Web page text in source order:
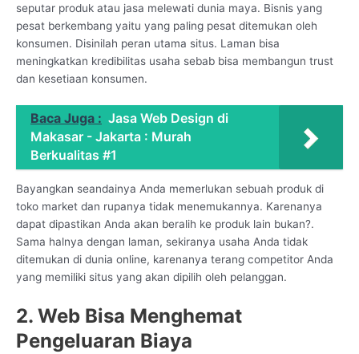
seputar produk atau jasa melewati dunia maya. Bisnis yang
pesat berkembang yaitu yang paling pesat ditemukan oleh
konsumen. Disinilah peran utama situs. Laman bisa
meningkatkan kredibilitas usaha sebab bisa membangun trust
dan kesetiaan konsumen.
Baca Juga : Jasa Web Design di
Makasar - Jakarta : Murah
Berkualitas #1
Bayangkan seandainya Anda memerlukan sebuah produk di
toko market dan rupanya tidak menemukannya. Karenanya
dapat dipastikan Anda akan beralih ke produk lain bukan?.
Sama halnya dengan laman, sekiranya usaha Anda tidak
ditemukan di dunia online, karenanya terang competitor Anda
yang memiliki situs yang akan dipilih oleh pelanggan.
2. Web Bisa Menghemat
Pengeluaran Biaya